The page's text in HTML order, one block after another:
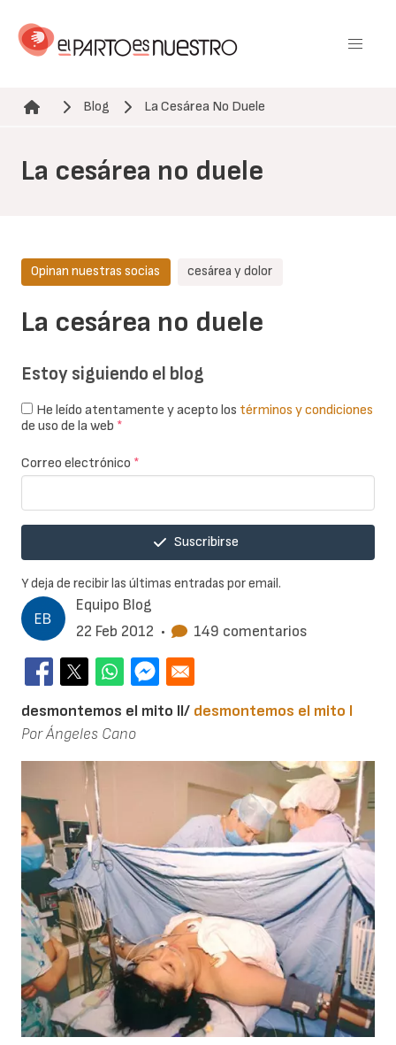
contenido
Ruta de navegación
Blog La Cesárea No Duele
La cesárea no duele
Equipo Blog
22 Feb 2012 • 149 comentarios
La cesárea no duele
Opinan nuestras socias cesárea y dolor
desmontemos el mito II/ desmontemos el mito I
Por Ángeles Cano
Estoy siguiendo el blog
He leído atentamente y acepto los términos y condiciones
de uso de la web *
Correo electrónico *
Suscribirse
Y deja de recibir las últimas entradas por email.